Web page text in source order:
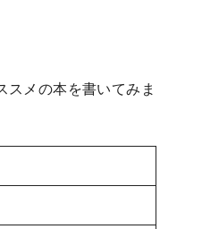
メの本を書いてみま